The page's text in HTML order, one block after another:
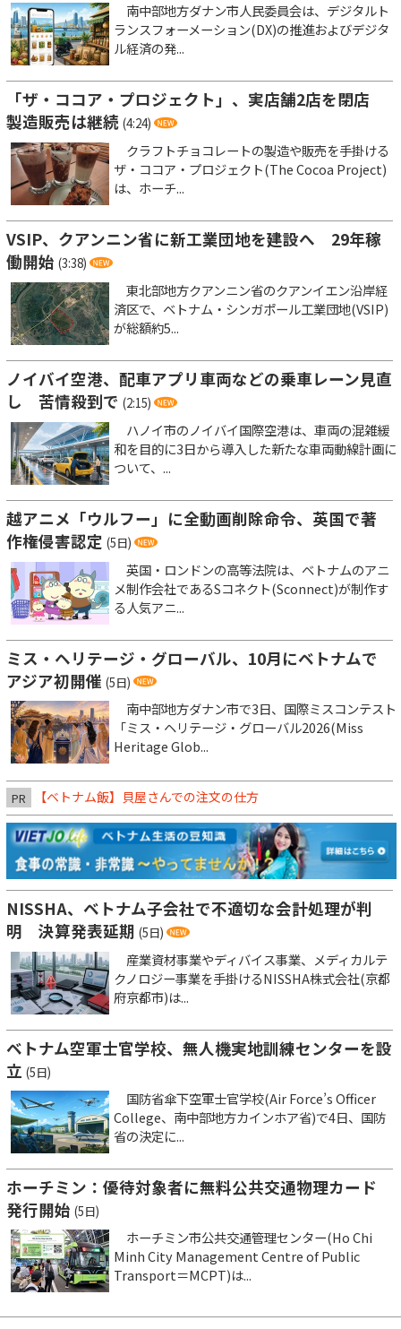
南中部地方ダナン市人民委員会は、デジタルト
ランスフォーメーション(DX)の推進およびデジタ
ル経済の発...
「ザ・ココア・プロジェクト」、実店舗2店を閉店
製造販売は継続 (4:24)
クラフトチョコレートの製造や販売を手掛ける
ザ・ココア・プロジェクト(The Cocoa Project)
は、ホーチ...
VSIP、クアンニン省に新工業団地を建設へ 29年稼
働開始 (3:38)
東北部地方クアンニン省のクアンイエン沿岸経
済区で、ベトナム・シンガポール工業団地(VSIP)
が総額約5...
ノイバイ空港、配車アプリ車両などの乗車レーン見直
し 苦情殺到で (2:15)
ハノイ市のノイバイ国際空港は、車両の混雑緩
和を目的に3日から導入した新たな車両動線計画に
ついて、...
越アニメ「ウルフー」に全動画削除命令、英国で著
作権侵害認定 (5日)
英国・ロンドンの高等法院は、ベトナムのアニ
メ制作会社であるSコネクト(Sconnect)が制作す
る人気アニ...
ミス・ヘリテージ・グローバル、10月にベトナムで
アジア初開催 (5日)
南中部地方ダナン市で3日、国際ミスコンテスト
「ミス・ヘリテージ・グローバル2026(Miss
Heritage Glob...
PR 【ベトナム飯】貝屋さんでの注文の仕方
NISSHA、ベトナム子会社で不適切な会計処理が判
明 決算発表延期 (5日)
産業資材事業やディバイス事業、メディカルテ
クノロジー事業を手掛けるNISSHA株式会社(京都
府京都市)は...
ベトナム空軍士官学校、無人機実地訓練センターを設
立 (5日)
国防省傘下空軍士官学校(Air Force’s Officer
College、南中部地方カインホア省)で4日、国防
省の決定に...
ホーチミン：優待対象者に無料公共交通物理カード
発行開始 (5日)
ホーチミン市公共交通管理センター(Ho Chi
Minh City Management Centre of Public
Transport＝MCPT)は...